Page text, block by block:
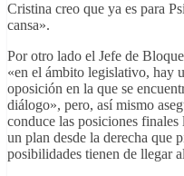
Cristina creo que ya es para
cansa».
Por otro lado el Jefe de
«en el ámbito legislativo, hay
oposición en la que se
diálogo», pero, así mismo
conduce las posiciones finales
un plan desde la derecha que
posibilidades tienen de llegar